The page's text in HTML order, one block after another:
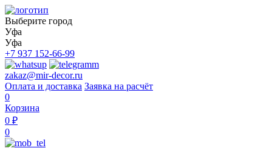
Выберите город
Уфа
Уфа
+7 937 152-66-99
zakaz@mir-decor.ru
Оплата и доставка Заявка на расчёт
0
Корзина
0 ₽
0